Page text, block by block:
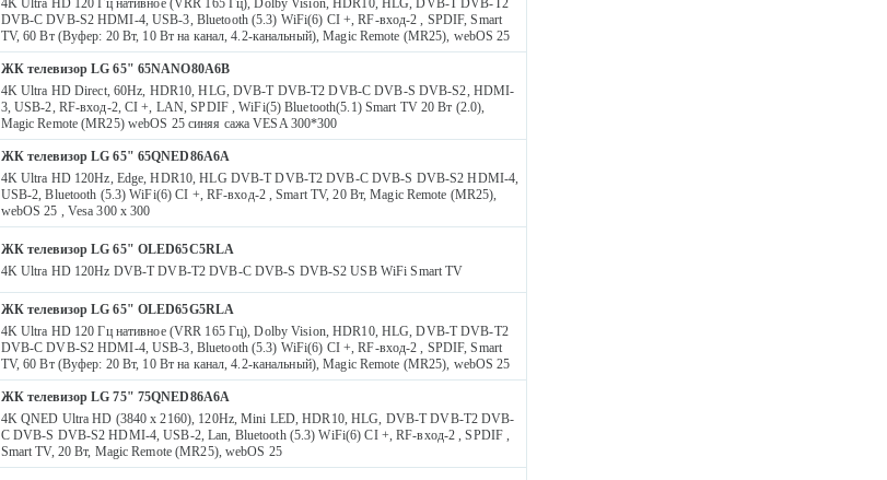
DVB-C DVB-S2 HDMI-4, USB-3, Bluetooth (5.3) WiFi(6) CI +, RF-вход-2 , SPDIF, Smart
TV, 60 Вт (Вуфер: 20 Вт, 10 Вт на канал, 4.2-канальный), Magic Remote (MR25), webOS 25
ЖК телевизор LG 65" 65NANO80A6B
4K Ultra HD Direct, 60Hz, HDR10, HLG, DVB-T DVB-T2 DVB-C DVB-S DVB-S2, HDMI-
3, USB-2, RF-вход-2, CI +, LAN, SPDIF , WiFi(5) Bluetooth(5.1) Smart TV 20 Вт (2.0),
Magic Remote (MR25) webOS 25 синяя сажа VESA 300*300
ЖК телевизор LG 65" 65QNED86A6A
4K Ultra HD 120Hz, Edge, HDR10, HLG DVB-T DVB-T2 DVB-C DVB-S DVB-S2 HDMI-4,
USB-2, Bluetooth (5.3) WiFi(6) CI +, RF-вход-2 , Smart TV, 20 Вт, Magic Remote (MR25),
webOS 25 , Vesa 300 x 300
ЖК телевизор LG 65" OLED65C5RLA
4K Ultra HD 120Hz DVB-T DVB-T2 DVB-C DVB-S DVB-S2 USB WiFi Smart TV
ЖК телевизор LG 65" OLED65G5RLA
4K Ultra HD 120 Гц нативное (VRR 165 Гц), Dolby Vision, HDR10, HLG, DVB-T DVB-T2
DVB-C DVB-S2 HDMI-4, USB-3, Bluetooth (5.3) WiFi(6) CI +, RF-вход-2 , SPDIF, Smart
TV, 60 Вт (Вуфер: 20 Вт, 10 Вт на канал, 4.2-канальный), Magic Remote (MR25), webOS 25
ЖК телевизор LG 75" 75QNED86A6A
4K QNED Ultra HD (3840 x 2160), 120Hz, Mini LED, HDR10, HLG, DVB-T DVB-T2 DVB-
C DVB-S DVB-S2 HDMI-4, USB-2, Lan, Bluetooth (5.3) WiFi(6) CI +, RF-вход-2 , SPDIF ,
Smart TV, 20 Вт, Magic Remote (MR25), webOS 25